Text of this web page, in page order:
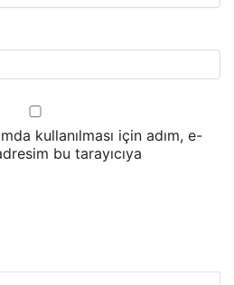
kullanılması için adım, e-
bu tarayıcıya